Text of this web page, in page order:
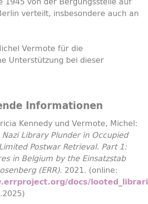
verteilt, insbesondere auch an
Vermote für die
Unterstützung bei dieser
Informationen
Kennedy und Vermote, Michel:
Library Plunder in Occupied
Postwar Retrieval. Part 1:
in Belgium by the Einsatzstab
(ERR). 2021. (online:
docs/